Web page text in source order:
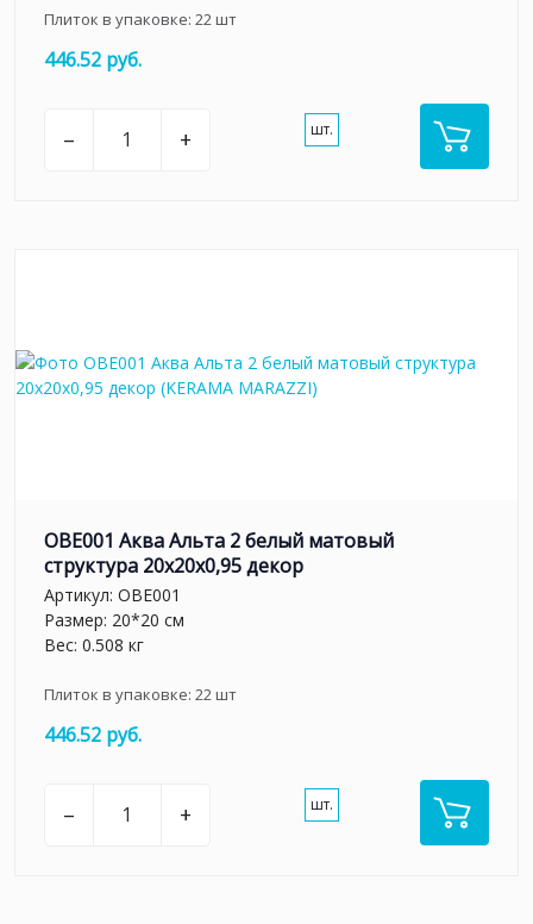
Плиток в упаковке: 22шт
446.52 руб.
– + шт.
OBE001 Аква Альта 2 белый матовый
структура 20x20x0,95 декор
Артикул: OBE001
Размер: 20*20 см
Вес: 0.508 кг
Плиток в упаковке: 22шт
446.52 руб.
– + шт.